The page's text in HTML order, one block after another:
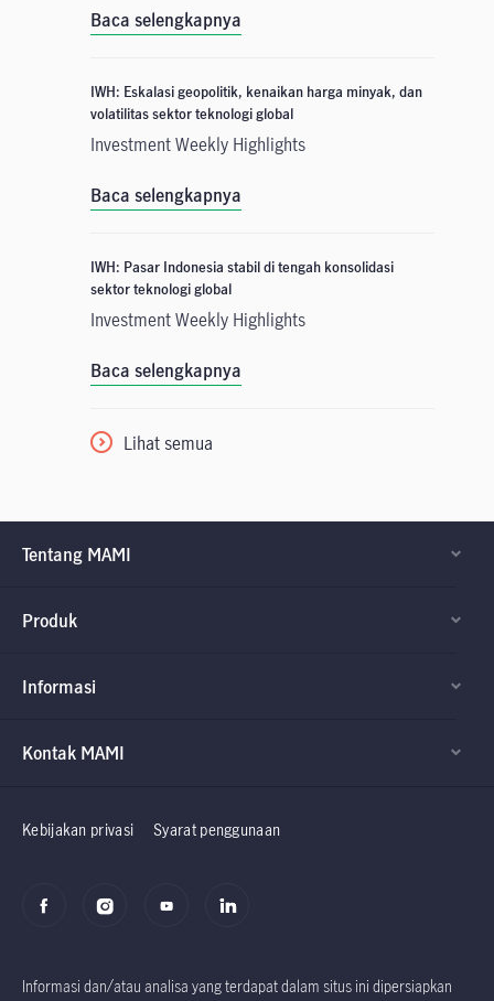
Baca selengkapnya
IWH: Eskalasi geopolitik, kenaikan harga minyak, dan
volatilitas sektor teknologi global
Investment Weekly Highlights
Baca selengkapnya
IWH: Pasar Indonesia stabil di tengah konsolidasi
sektor teknologi global
Investment Weekly Highlights
Baca selengkapnya
Lihat semua
Tentang MAMI
Produk
Informasi
Factsheet dan
Kontak MAMI
Kebijakan privasi Syarat penggunaan
Informasi dan/atau analisa yang terdapat dalam situs ini dipersiapkan